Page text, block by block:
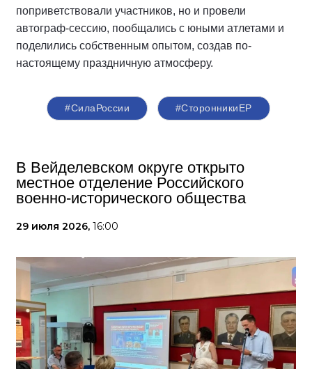
поприветствовали участников, но и провели
автограф-сессию, пообщались с юными атлетами и
поделились собственным опытом, создав по-
настоящему праздничную атмосферу.
#СилаРоссии #СторонникиЕР
В Вейделевском округе открыто
местное отделение Российского
военно-исторического общества
29 июля 2026, 16:00